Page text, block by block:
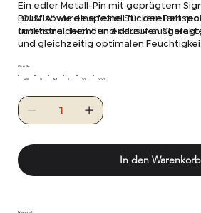
Ein edler Metall-Pin mit geprägtem
Brust sowie eine feine Stickerei am
unterstreichen den exklusiven
„OLIVIA“ wurde speziell für den
funktional, leicht und darauf
und gleichzeitig optimalen
XS S M L XL XXL
Größe
In den Warenkorb
Material